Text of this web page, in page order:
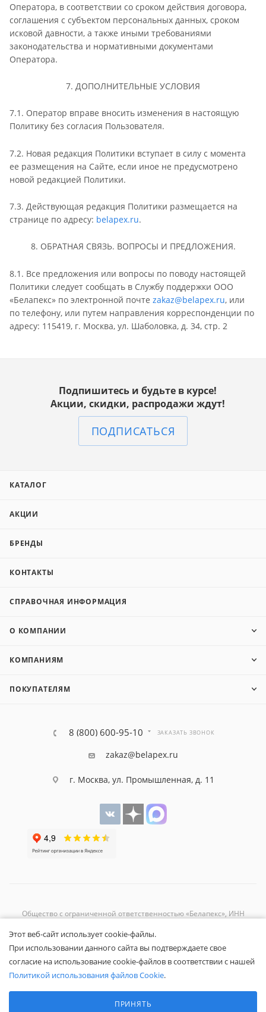
Оператора, в соответствии со сроком действия договора,
соглашения с субъектом персональных данных, сроком
исковой давности, а также иными требованиями
законодательства и нормативными документами
Оператора.
7. ДОПОЛНИТЕЛЬНЫЕ УСЛОВИЯ
7.1. Оператор вправе вносить изменения в настоящую
Политику без согласия Пользователя.
7.2. Новая редакция Политики вступает в силу с момента
ее размещения на Сайте, если иное не предусмотрено
новой редакцией Политики.
7.3. Действующая редакция Политики размещается на
странице по адресу: belapex.ru.
8. ОБРАТНАЯ СВЯЗЬ. ВОПРОСЫ И ПРЕДЛОЖЕНИЯ.
8.1. Все предложения или вопросы по поводу настоящей
Политики следует сообщать в Службу поддержки ООО
«Белапекс» по электронной почте zakaz@belapex.ru, или
по телефону, или путем направления корреспонденции по
адресу: 115419, г. Москва, ул. Шаболовка, д. 34, стр. 2
Подпишитесь и будьте в курсе!
Акции, скидки, распродажи ждут!
ПОДПИСАТЬСЯ
КАТАЛОГ
АКЦИИ
БРЕНДЫ
КОНТАКТЫ
СПРАВОЧНАЯ ИНФОРМАЦИЯ
О КОМПАНИИ
КОМПАНИЯМ
ПОКУПАТЕЛЯМ
8 (800) 600-95-10 ЗАКАЗАТЬ ЗВОНОК
zakaz@belapex.ru
г. Москва, ул. Промышленная, д. 11
Общество с ограниченной ответственностью «Белапекс», ИНН
Обращаем ваше внимание, что вся представленная на сайте
информация носит исключительно информационный характер и не
является публичной офертой.
Вы принимаете условияполитики
сайте Белапекс.ру.
Этот веб-сайт использует cookie-файлы.
При использовании данного сайта вы подтверждаете свое
согласие на использование cookie-файлов в соответствии с нашей
Политикой использования файлов Cookie.
ПРИНЯТЬ